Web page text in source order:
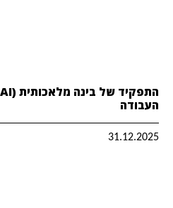
העבודה
31.12.2025